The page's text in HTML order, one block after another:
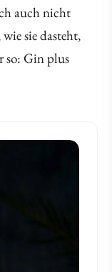
auch nicht
sie dasteht,
so: Gin plus